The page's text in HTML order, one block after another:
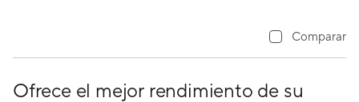
Ofrece el mejor rendimiento de su
Comparar